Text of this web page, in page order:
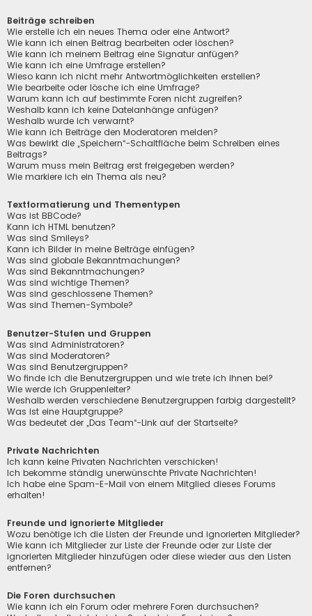
Beiträge schreiben
Wie erstelle ich ein neues Thema oder eine Antwort?
Wie kann ich einen Beitrag bearbeiten oder löschen?
Wie kann ich meinem Beitrag eine Signatur anfügen?
Wie kann ich eine Umfrage erstellen?
Wieso kann ich nicht mehr Antwortmöglichkeiten erstellen?
Wie bearbeite oder lösche ich eine Umfrage?
Warum kann ich auf bestimmte Foren nicht zugreifen?
Weshalb kann ich keine Dateianhänge anfügen?
Weshalb wurde ich verwarnt?
Wie kann ich Beiträge den Moderatoren melden?
Was bewirkt die „Speichern“-Schaltfläche beim Schreiben eines
Beitrags?
Warum muss mein Beitrag erst freigegeben werden?
Wie markiere ich ein Thema als neu?
Textformatierung und Thementypen
Was ist BBCode?
Kann ich HTML benutzen?
Was sind Smileys?
Kann ich Bilder in meine Beiträge einfügen?
Was sind globale Bekanntmachungen?
Was sind Bekanntmachungen?
Was sind wichtige Themen?
Was sind geschlossene Themen?
Was sind Themen-Symbole?
Benutzer-Stufen und Gruppen
Was sind Administratoren?
Was sind Moderatoren?
Was sind Benutzergruppen?
Wo finde ich die Benutzergruppen und wie trete ich ihnen bei?
Wie werde ich Gruppenleiter?
Weshalb werden verschiedene Benutzergruppen farbig dargestellt?
Was ist eine Hauptgruppe?
Was bedeutet der „Das Team“-Link auf der Startseite?
Private Nachrichten
Ich kann keine Privaten Nachrichten verschicken!
Ich bekomme ständig unerwünschte Private Nachrichten!
Ich habe eine Spam-E-Mail von einem Mitglied dieses Forums
erhalten!
Freunde und ignorierte Mitglieder
Wozu benötige ich die Listen der Freunde und ignorierten Mitglieder?
Wie kann ich Mitglieder zur Liste der Freunde oder zur Liste der
ignorierten Mitglieder hinzufügen oder diese wieder aus den Listen
entfernen?
Die Foren durchsuchen
Wie kann ich ein Forum oder mehrere Foren durchsuchen?